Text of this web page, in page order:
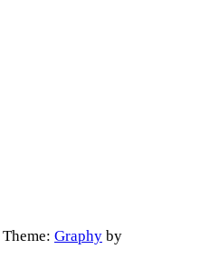
Theme: Graphy by